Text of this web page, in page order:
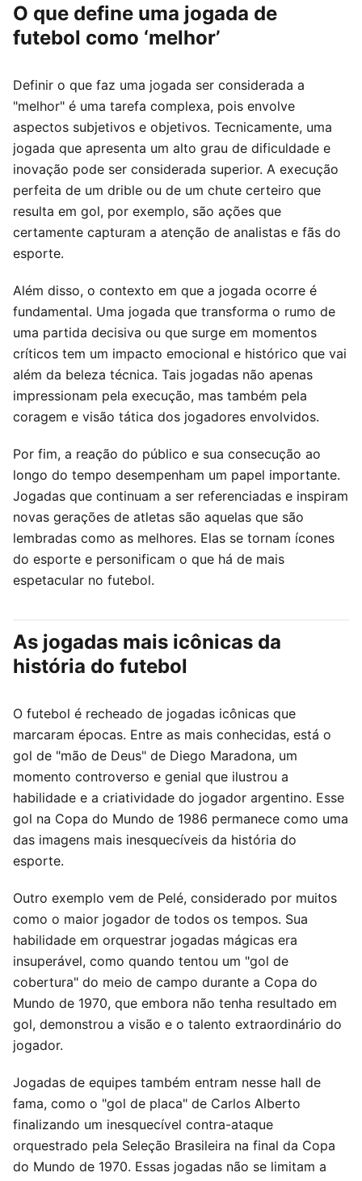
O que define uma jogada de
futebol como ‘melhor’
Definir o que faz uma jogada ser considerada a
"melhor" é uma tarefa complexa, pois envolve
aspectos subjetivos e objetivos. Tecnicamente, uma
jogada que apresenta um alto grau de dificuldade e
inovação pode ser considerada superior. A execução
perfeita de um drible ou de um chute certeiro que
resulta em gol, por exemplo, são ações que
certamente capturam a atenção de analistas e fãs do
esporte.
Além disso, o contexto em que a jogada ocorre é
fundamental. Uma jogada que transforma o rumo de
uma partida decisiva ou que surge em momentos
críticos tem um impacto emocional e histórico que vai
além da beleza técnica. Tais jogadas não apenas
impressionam pela execução, mas também pela
coragem e visão tática dos jogadores envolvidos.
Por fim, a reação do público e sua consecução ao
longo do tempo desempenham um papel importante.
Jogadas que continuam a ser referenciadas e inspiram
novas gerações de atletas são aquelas que são
lembradas como as melhores. Elas se tornam ícones
do esporte e personificam o que há de mais
espetacular no futebol.
As jogadas mais icônicas da
história do futebol
O futebol é recheado de jogadas icônicas que
marcaram épocas. Entre as mais conhecidas, está o
gol de "mão de Deus" de Diego Maradona, um
momento controverso e genial que ilustrou a
habilidade e a criatividade do jogador argentino. Esse
gol na Copa do Mundo de 1986 permanece como uma
das imagens mais inesquecíveis da história do
esporte.
Outro exemplo vem de Pelé, considerado por muitos
como o maior jogador de todos os tempos. Sua
habilidade em orquestrar jogadas mágicas era
insuperável, como quando tentou um "gol de
cobertura" do meio de campo durante a Copa do
Mundo de 1970, que embora não tenha resultado em
gol, demonstrou a visão e o talento extraordinário do
jogador.
Jogadas de equipes também entram nesse hall de
fama, como o "gol de placa" de Carlos Alberto
finalizando um inesquecível contra-ataque
orquestrado pela Seleção Brasileira na final da Copa
do Mundo de 1970. Essas jogadas não se limitam a